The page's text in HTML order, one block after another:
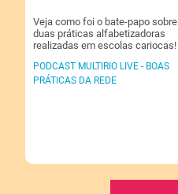
Veja como foi o bate-papo sobre
duas práticas alfabetizadoras
realizadas em escolas cariocas!
PODCAST MULTIRIO LIVE - BOAS
PRÁTICAS DA REDE